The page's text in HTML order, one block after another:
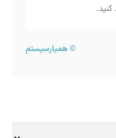
کنید.
©همیارسیستم